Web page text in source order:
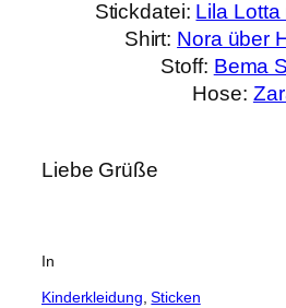
Stickdatei: Lila Lotta
Shirt: Nora über
Stoff: Bema
Hose:
Liebe Grüße
In
Kinderkleidung, Sticken